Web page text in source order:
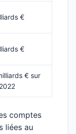
€
€
€ sur
comptes
liées au